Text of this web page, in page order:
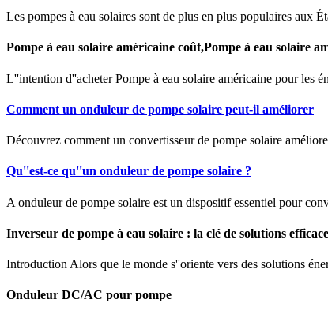
Les pompes à eau solaires sont de plus en plus populaires aux
Pompe à eau solaire américaine coût,Pompe à eau solaire
L''intention d''acheter Pompe à eau solaire américaine pour les
Comment un onduleur de pompe solaire peut-il améliorer
Découvrez comment un convertisseur de pompe solaire
Qu''est-ce qu''un onduleur de pompe solaire ?
A onduleur de pompe solaire est un dispositif essentiel pour
Inverseur de pompe à eau solaire : la clé de solutions
Introduction Alors que le monde s''oriente vers des solutions
Onduleur DC/AC pour pompe